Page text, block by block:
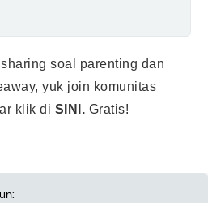
soal parenting dan
yuk join komunitas
klik di SINI. Gratis!